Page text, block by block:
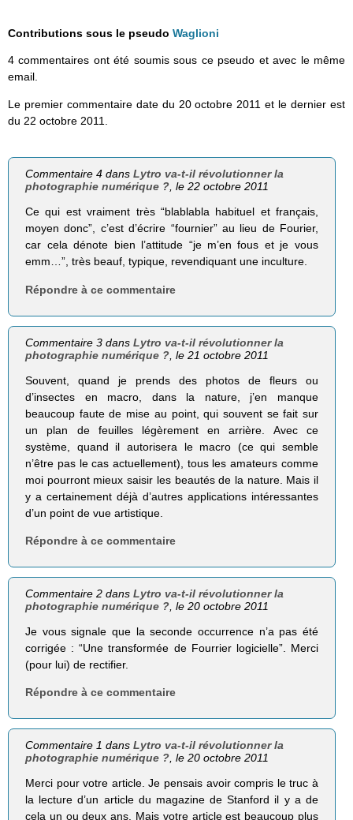
Contributions sous le pseudo Waglioni
4 commentaires ont été soumis sous ce pseudo et avec le même
email.
Le premier commentaire date du 20 octobre 2011 et le dernier est
du 22 octobre 2011.
Commentaire 4 dansLytro va-t-il révolutionner la
photographie numérique ?, le 22 octobre 2011
Ce qui est vraiment très “blablabla habituel et français,
moyen donc”, c’est d’écrire “fournier” au lieu de Fourier,
car cela dénote bien l’attitude “je m’en fous et je vous
emm…”, très beauf, typique, revendiquant une inculture.
Répondre à ce commentaire
Commentaire 3 dansLytro va-t-il révolutionner la
photographie numérique ? , le 21 octobre 2011
Souvent, quand je prends des photos de fleurs ou
d’insectes en macro, dans la nature, j’en manque
beaucoup faute de mise au point, qui souvent se fait sur
un plan de feuilles légèrement en arrière. Avec ce
système, quand il autorisera le macro (ce qui semble
n’être pas le cas actuellement), tous les amateurs comme
moi pourront mieux saisir les beautés de la nature. Mais il
y a certainement déjà d’autres applications intéressantes
d’un point de vue artistique.
Répondre à ce commentaire
Commentaire 2 dansLytro va-t-il révolutionner la
photographie numérique ? , le 20 octobre 2011
Je vous signale que la seconde occurrence n’a pas été
corrigée : “Une transformée de Fourrier logicielle”. Merci
(pour lui) de rectifier.
Répondre à ce commentaire
Commentaire 1 dansLytro va-t-il révolutionner la
photographie numérique ? , le 20 octobre 2011
Merci pour votre article. Je pensais avoir compris le truc à
la lecture d’un article du magazine de Stanford il y a de
cela un ou deux ans. Mais votre article est beaucoup plus